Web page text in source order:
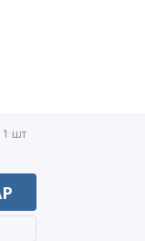
1 шт